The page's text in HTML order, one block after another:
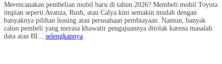
Merencanakan pembelian mobil baru di tahun 2026? Membeli mobil Toyota
impian seperti Avanza, Rush, atau Calya kini semakin mudah dengan
banyaknya pilihan leasing atau perusahaan pembiayaan. Namun, banyak
calon pembeli yang merasa khawatir pengajuannya ditolak karena masalah
data atau BI... selengkapnya